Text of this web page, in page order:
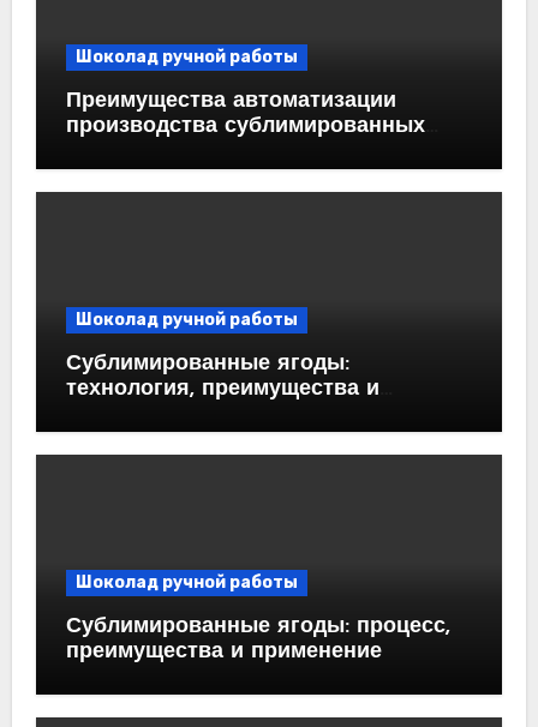
Шоколад ручной работы
Преимущества автоматизации
производства сублимированных
Шоколад ручной работы
Сублимированные ягоды:
технология, преимущества и
Шоколад ручной работы
Сублимированные ягоды: процесс,
преимущества и применение